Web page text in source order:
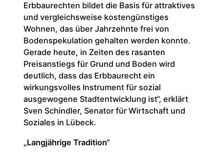
Erbbaurechten bildet die Basis für attraktives
und vergleichsweise kostengünstiges
Wohnen, das über Jahrzehnte frei von
Bodenspekulation gehalten werden konnte.
Gerade heute, in Zeiten des rasanten
Preisanstiegs für Grund und Boden wird
deutlich, dass das Erbbaurecht ein
wirkungsvolles Instrument für sozial
ausgewogene Stadtentwicklung ist“, erklärt
Sven Schindler, Senator für Wirtschaft und
Soziales in Lübeck.
„Langjährige Tradition“